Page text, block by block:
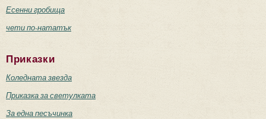
Есенни гробища
чети по-нататък
Приказки
Коледната звезда
Приказка за светулката
За една песъчинка